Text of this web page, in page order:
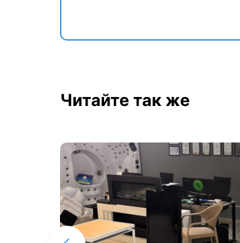
Читайте так же